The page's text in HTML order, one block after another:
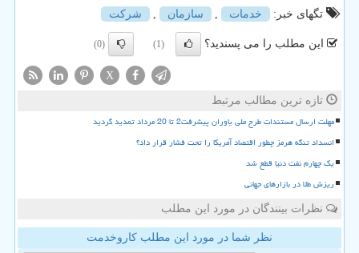
تگهای خبر:
خدمات , سازمان , شركت
این مطلب را می پسندید؟ (1)
(0)
X
تازه ترین مطالب مرتبط
مهلت ارسال مستندات طرح ملی یاوران پیشرفت2 تا 20 مرداد تمدید گردید
انسداد تنگه هرمز چطور اقتصاد آمریکا را تحت فشار قرار داد؟
یک چهارم نفت دنیا قطع شد
ریزش طلا در بازارهای جهانی
نظرات بینندگان در مورد این مطلب
نظر شما در مورد این مطلب کاروخدمت